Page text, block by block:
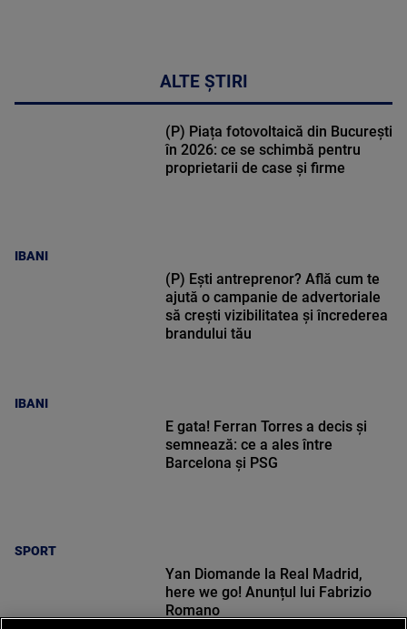
ALTE ȘTIRI
IBANI
(P) Piața fotovoltaică din București
în 2026: ce se schimbă pentru
proprietarii de case și firme
IBANI
(P) Ești antreprenor? Află cum te
ajută o campanie de advertoriale
să crești vizibilitatea și încrederea
brandului tău
SPORT
E gata! Ferran Torres a decis și
semnează: ce a ales între
Barcelona și PSG
Yan Diomande la Real Madrid,
here we go! Anunțul lui Fabrizio
Romano